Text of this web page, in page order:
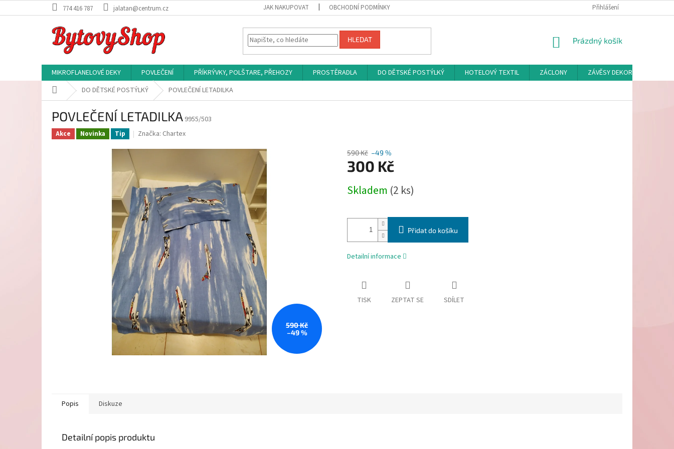
na
774 416 787 jalatan@centrum.cz JAK NAKUPOVAT OBCHODNÍ PODMÍNKY Přihlášení
HLEDAT
NÁKUPNÍ
Prázdný košík
MIKROFLANELOVÉ DEKY POVLEČENÍ PŘÍKRÝVKY, POLŠTARE, PŘEHOZY PROSTĚRADLA DO DĚTSKÉ POSTÝLKÝ HOTELOVÝ TEXTIL ZÁCLONY
ZÁVĚSY DEKORAČNÍ A
Domů DO DĚTSKÉ POSTÝLKÝ POVLEČENÍ LETADILKA
POVLEČENÍ LETADILKA 9955/503
Akce Novinka Tip Značka: Chartex
590 Kč
–49 %
590 Kč –49 %
300 Kč
cena:
Skladem (2 ks)
Přidat do košíku
Detailní informace
TISK ZEPTAT SE SDÍLET
Popis Diskuze
Detailní popis produktu